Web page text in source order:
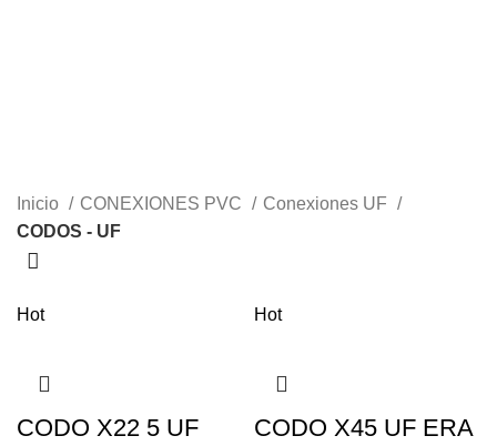
Inicio CONEXIONES PVC
Conexiones UF
CODOS - UF
Hot
CODO X22 5 UF
Hot
CODO X45 UF ERA